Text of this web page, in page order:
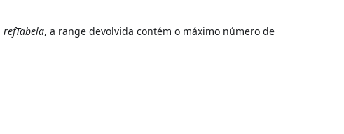
refTabela, a range devolvida contém o máximo número de